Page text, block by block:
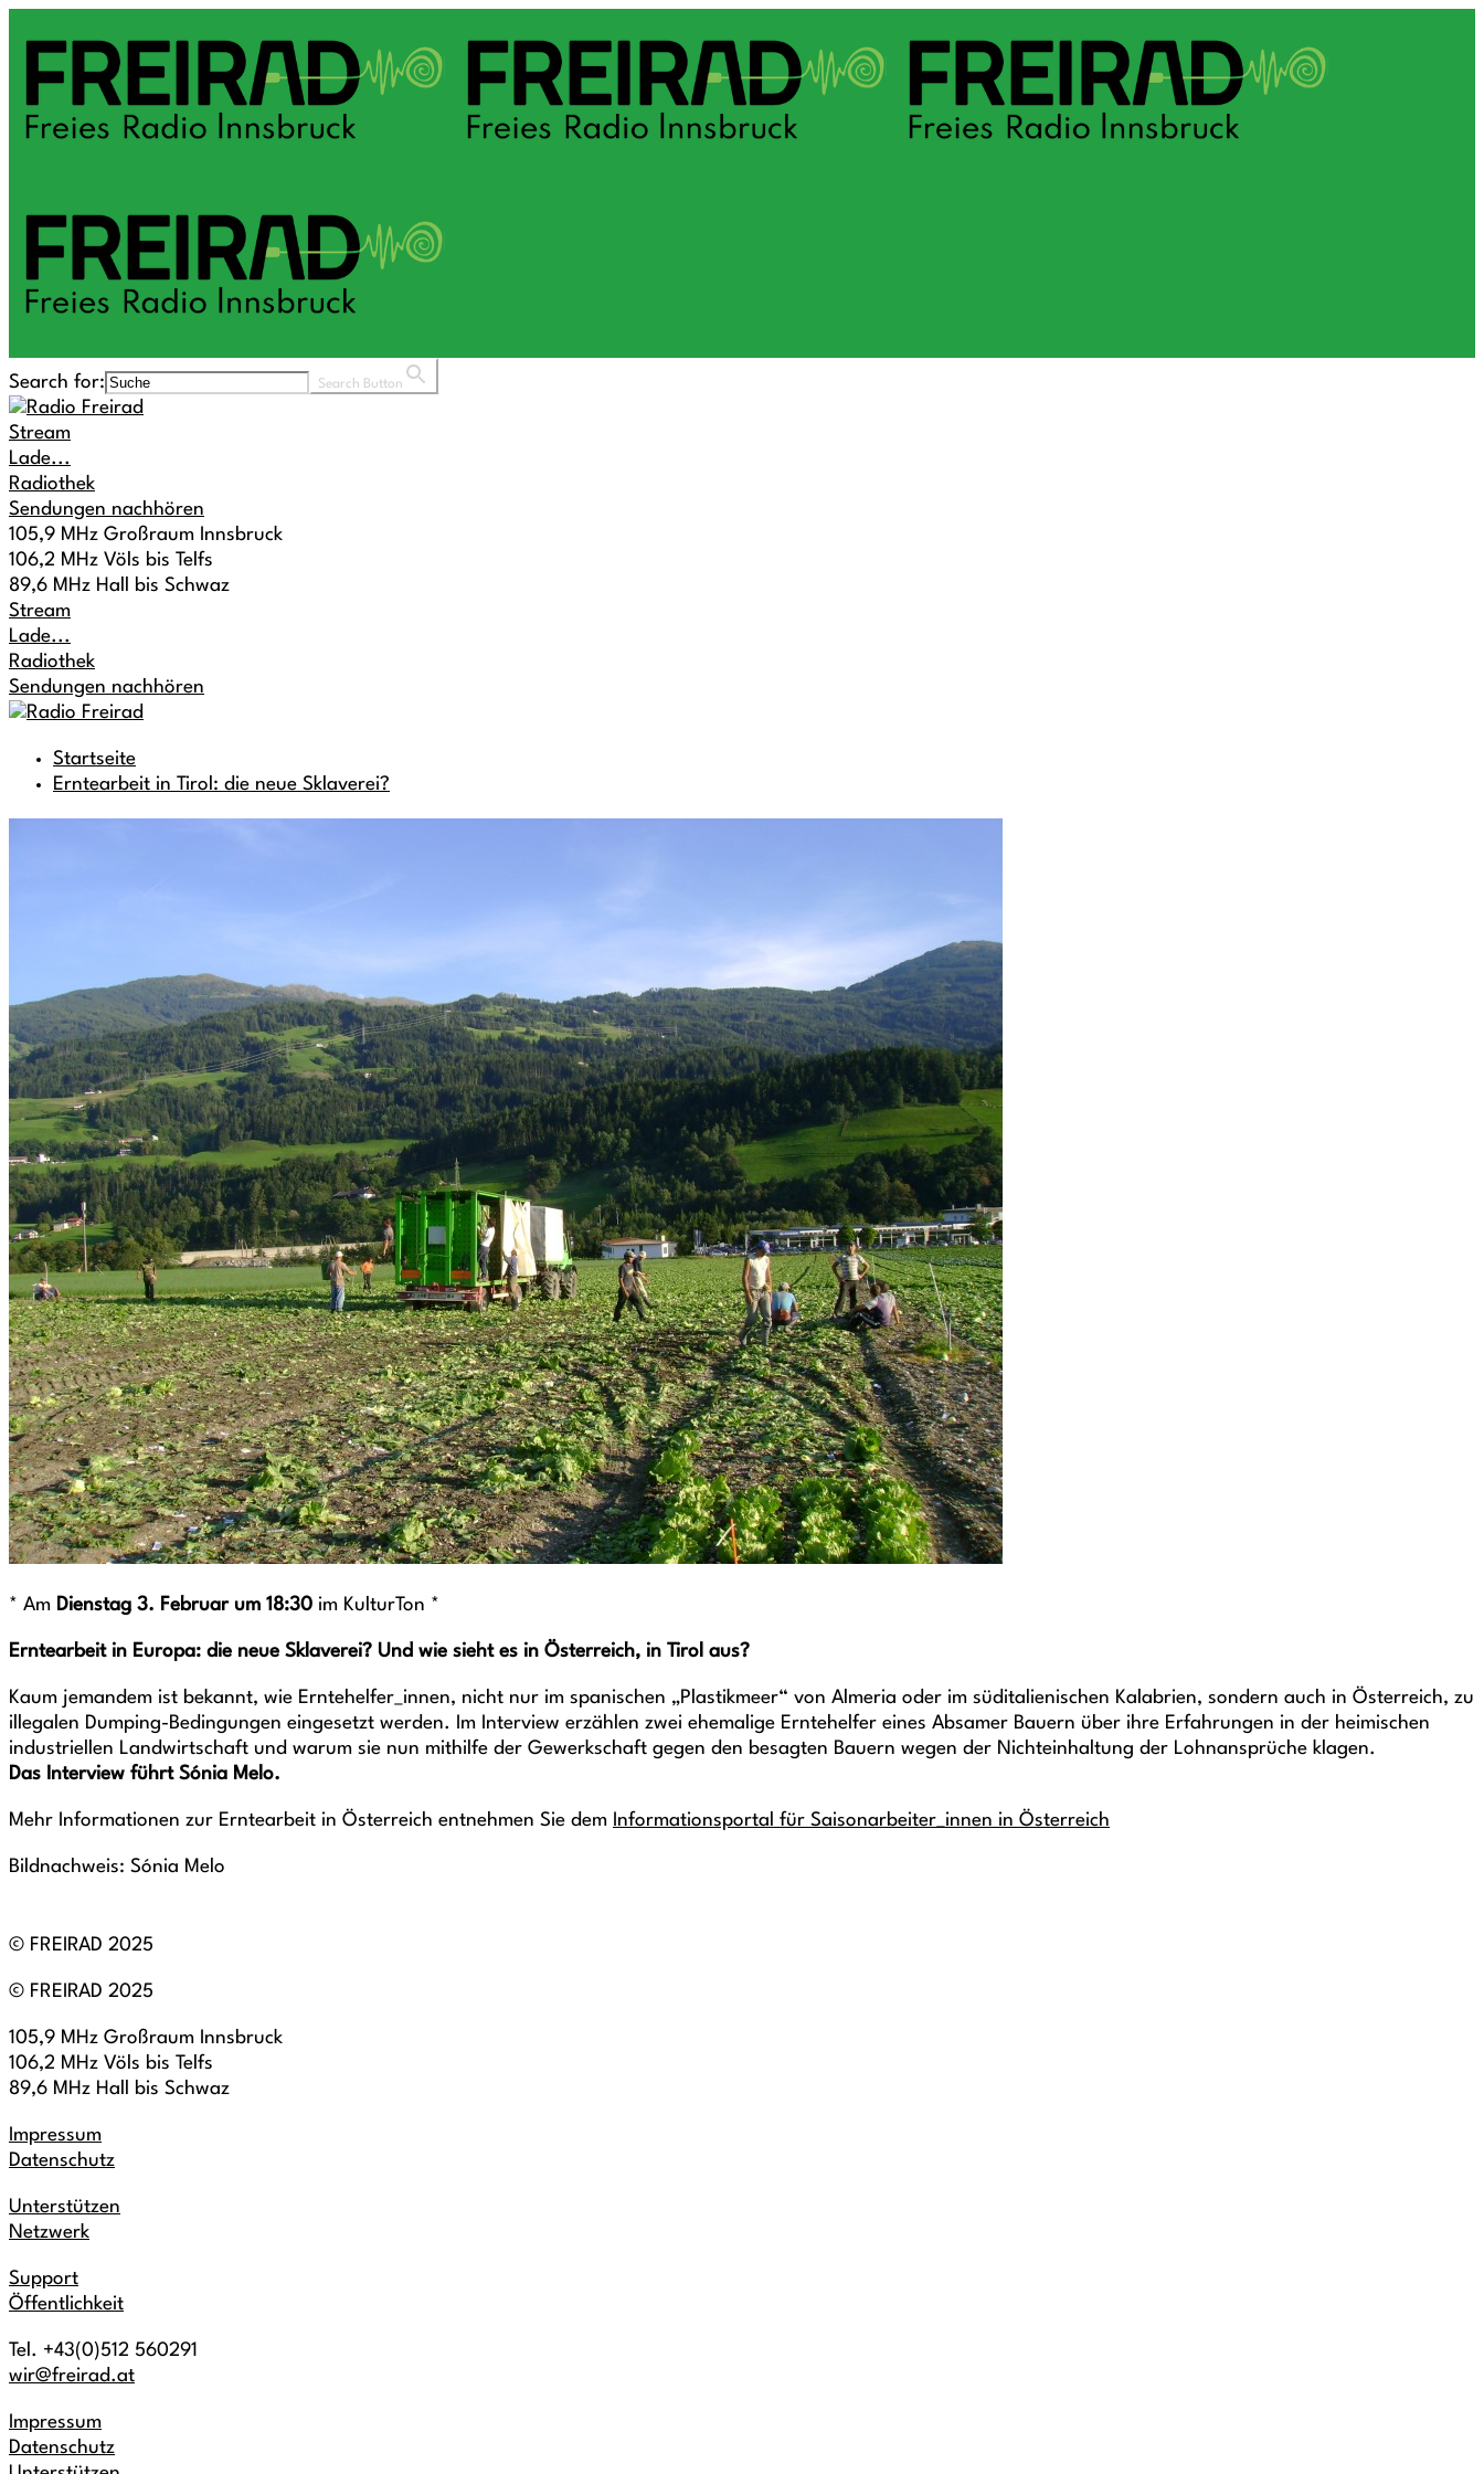
Search for: Search Button
Stream
Lade...
Radiothek
Sendungen nachhören
105,9 MHz Großraum Innsbruck
106,2 MHz Völs bis Telfs
89,6 MHz Hall bis Schwaz
Stream
Lade...
Radiothek
Sendungen nachhören
Startseite
Erntearbeit in Tirol: die neue Sklaverei?
* Am Dienstag 3. Februar um 18:30 im KulturTon *
Erntearbeit in Europa: die neue Sklaverei? Und wie sieht es in Österreich, in Tirol aus?
Kaum jemandem ist bekannt, wie Erntehelfer_innen, nicht nur im spanischen „Plastikmeer“ von Almeria oder im süditalienischen Kalabrien, sondern auch in Österreich, zu
illegalen Dumping-Bedingungen eingesetzt werden. Im Interview erzählen zwei ehemalige Erntehelfer eines Absamer Bauern über ihre Erfahrungen in der heimischen
industriellen Landwirtschaft und warum sie nun mithilfe der Gewerkschaft gegen den besagten Bauern wegen der Nichteinhaltung der Lohnansprüche klagen.
Das Interview führt Sónia Melo.
Mehr Informationen zur Erntearbeit in Österreich entnehmen Sie dem Informationsportal für Saisonarbeiter_innen in Österreich
Bildnachweis: Sónia Melo
© FREIRAD 2025
© FREIRAD 2025
105,9 MHz Großraum Innsbruck
106,2 MHz Völs bis Telfs
89,6 MHz Hall bis Schwaz
Impressum
Datenschutz
Unterstützen
Netzwerk
Support
Öffentlichkeit
Tel. +43(0)512 560291
wir@freirad.at
Impressum
Datenschutz